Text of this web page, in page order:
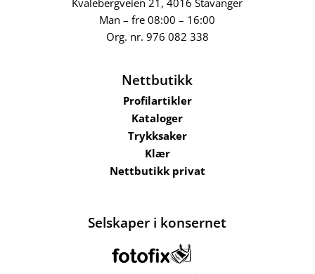
Man – fre 08:00 – 16:00
Org. nr. 976 082 338
Nettbutikk
Profilartikler
Kataloger
Trykksaker
Klær
Nettbutikk privat
Selskaper i konsernet